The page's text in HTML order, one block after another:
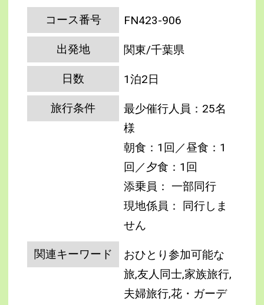
コース番号 FN423-906
出発地 関東/千葉県
日数 1泊2日
旅行条件
最少催行人員：25名
様
朝食：1回／昼食：1
回／夕食：1回
添乗員： 一部同行
現地係員： 同行しま
せん
関連キーワード
おひとり参加可能な
旅,友人同士,家族旅行,
夫婦旅行,花・ガーデ